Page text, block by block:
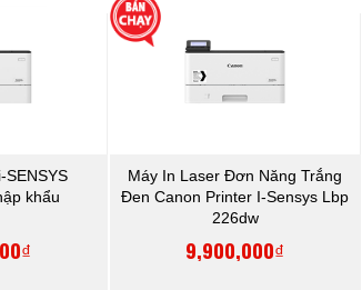
SENSYS
khẩu
Máy In Laser Đơn Năng Trắng
Đen Canon Printer I-Sensys Lbp
226dw
9,900,000₫